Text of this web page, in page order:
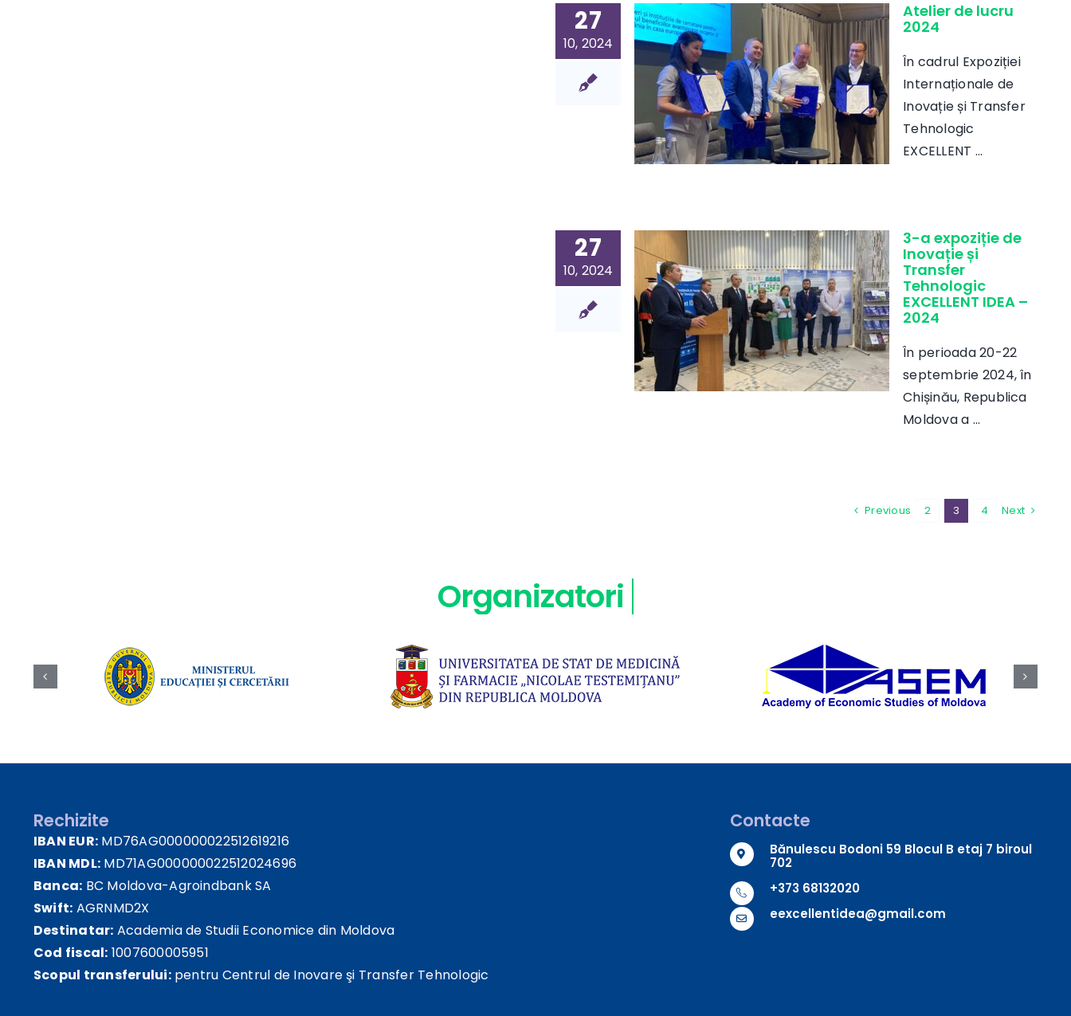
27
10, 2024
Atelier de lucru
2024
În cadrul Expoziției
Internaționale de
Inovație și Transfer
Tehnologic
EXCELLENT ...
27
10, 2024
3-a expoziție de
Inovație și
Transfer
Tehnologic
EXCELLENT IDEA –
2024
În perioada 20-22
septembrie 2024, în
Chișinău, Republica
Moldova a ...
Previous 2 3 4 Next
Rechizite
IBAN EUR: MD76AG000000022512619216
IBAN MDL: MD71AG000000022512024696
Banca: BC Moldova-Agroindbank SA
Swift: AGRNMD2X
Destinatar: Academia de Studii Economice din Moldova
Cod fiscal: 1007600005951
Scopul transferului:pentru Centrul de Inovare şi Transfer Tehnologic
Contacte
Bănulescu Bodoni 59 Blocul B etaj 7 biroul
702
+373 68132020
eexcellentidea@gmail.com